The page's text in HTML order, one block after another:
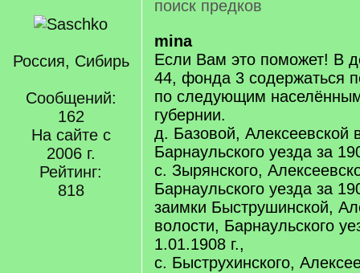
Россия, Сибирь
Сообщений:
162
На сайте с
2006 г.
Рейтинг:
818
поиск предков
mina
Если Вам это поможет! В
44, фонда 3 содержаться
по следующим
губернии.
д. Базовой, Алексеевской
Барнаульского уезда за
с. Зырянского,
Барнаульского уезда за
заимки Быструшинской,
волости, Барнаульского
1.01.1908 г.,
с. Быструхинского,